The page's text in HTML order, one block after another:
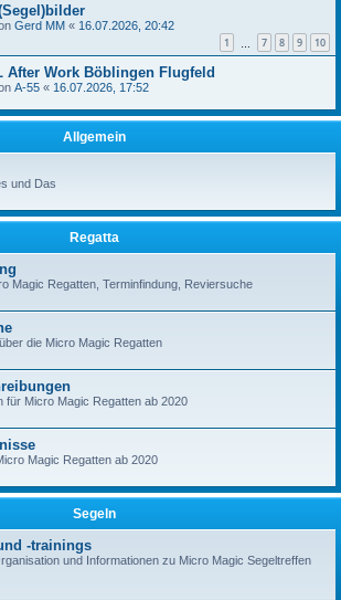
Gerd MM « 16.07.2026, 20:42
1 7 8 9 10
After Work Böblingen Flugfeld
A-55 « 16.07.2026, 17:52
Allgemein
und Das
Regatta
Magic Regatten, Terminfindung, Reviersuche
die Micro Magic Regatten
für Micro Magic Regatten ab 2020
Magic Regatten ab 2020
Segeln
-trainings
und Informationen zu Micro Magic Segeltreffen